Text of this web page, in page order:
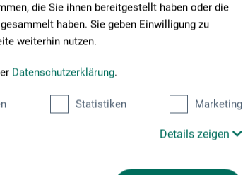
die Sie ihnen bereitgestellt haben oder die
haben. Sie geben Einwilligung zu
weiterhin nutzen.
Datenschutzerklärung.
Statistiken Marketing
Details zeigen
opera
Fedtsten fil-sæt